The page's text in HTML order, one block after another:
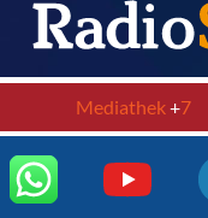
Mediathek+7